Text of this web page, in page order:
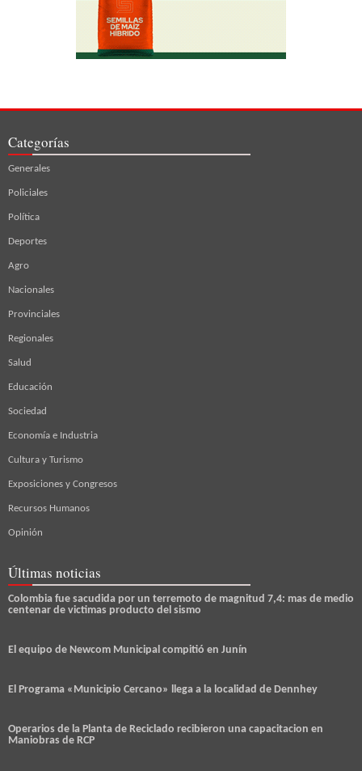
Categorías
Generales
Policiales
Política
Deportes
Agro
Nacionales
Provinciales
Regionales
Salud
Educación
Sociedad
Economía e Industria
Cultura y Turismo
Exposiciones y Congresos
Recursos Humanos
Opinión
Últimas noticias
Colombia fue sacudida por un terremoto de magnitud 7,4: mas de medio
centenar de victimas producto del sismo
El equipo de Newcom Municipal compitió en Junín
El Programa «Municipio Cercano» llega a la localidad de Dennhey
Operarios de la Planta de Reciclado recibieron una capacitacion en
Maniobras de RCP